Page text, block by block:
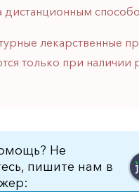
дистанционным
лекарственные
только при наличии
Не
пишите нам в